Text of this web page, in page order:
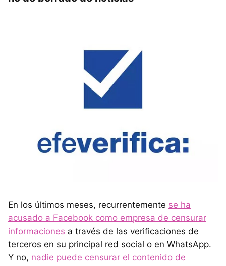
En los últimos meses, recurrentemente se ha
acusado a Facebook como empresa de censurar
informaciones a través de las verificaciones de
terceros en su principal red social o en WhatsApp.
Y no, nadie puede censurar el contenido de